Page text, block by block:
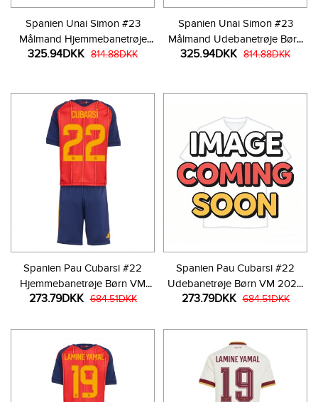
Spanien Unai Simon #23
Målmand Hjemmebanetrøje
Børn VM 2026 Langærmet (+
325.94DKK 814.88DKK
Spanien Unai Simon #23
Målmand Udebanetrøje Børn
VM 2026 Langærmet (+ Korte
325.94DKK 814.88DKK
Spanien Pau Cubarsi #22
Hjemmebanetrøje Børn VM
2026 Kortærmet (+ Korte
273.79DKK 684.51DKK
Spanien Pau Cubarsi #22
Udebanetrøje Børn VM 2026
Kortærmet (+ Korte bukser)
273.79DKK 684.51DKK